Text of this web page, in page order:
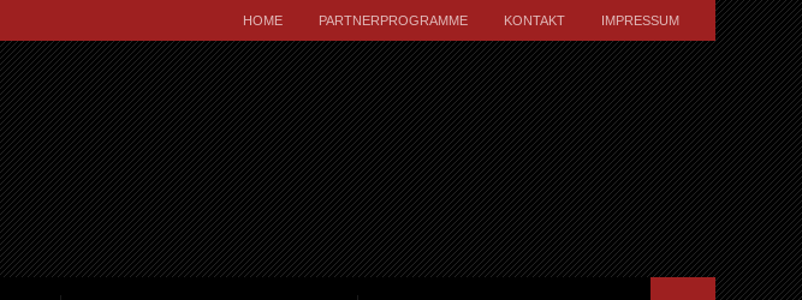
HOME PARTNERPROGRAMME KONTAKT IMPRESSUM